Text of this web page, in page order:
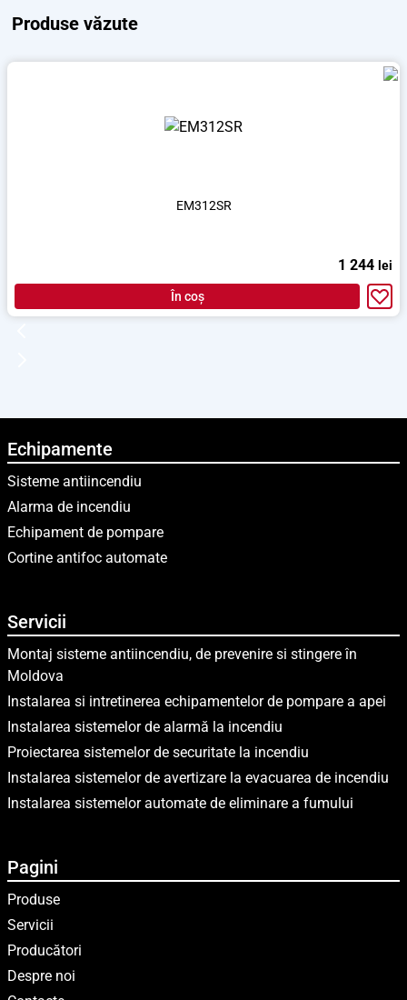
Produse văzute
EM312SR
1 244 lei
În coș
Echipamente
Sisteme antiincendiu
Alarma de incendiu
Echipament de pompare
Cortine antifoc automate
Servicii
Montaj sisteme antiincendiu, de prevenire si stingere în
Moldova
Instalarea si intretinerea echipamentelor de pompare a apei
Instalarea sistemelor de alarmă la incendiu
Proiectarea sistemelor de securitate la incendiu
Instalarea sistemelor de avertizare la evacuarea de incendiu
Instalarea sistemelor automate de eliminare a fumului
Pagini
Produse
Servicii
Producători
Despre noi